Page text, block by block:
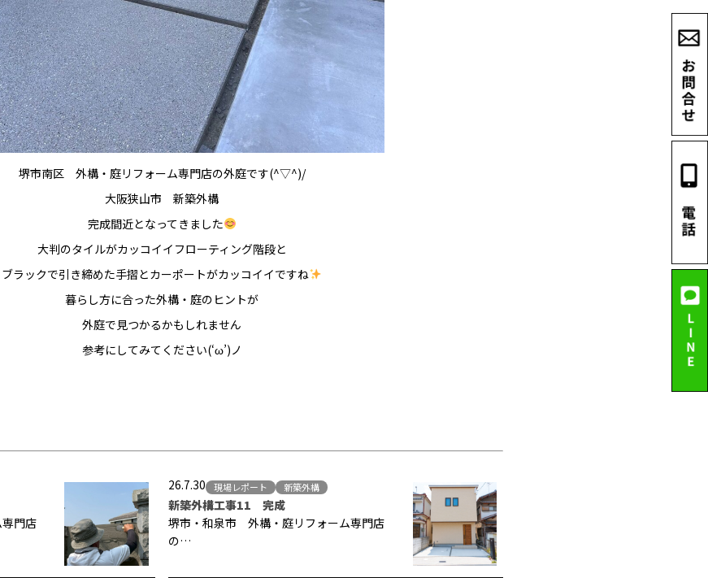
堺市南区 外構・庭リフォーム専門店の外庭です(^▽^)/
大阪狭山市 新築外構
完成間近となってきました
大判のタイルがカッコイイフローティング階段と
ブラックで引き締めた手摺とカーポートがカッコイイですね
暮らし方に合った外構・庭のヒントが
外庭で見つかるかもしれません
参考にしてみてください(‘ω’)ノ
門店
26.7.30 現場レポート 新築外構
新築外構工事11 完成
堺市・和泉市 外構・庭リフォーム専門店
の…